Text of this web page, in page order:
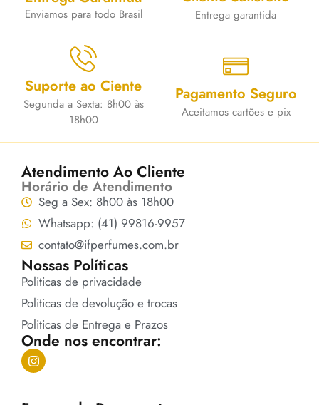
Enviamos para todo Brasil Entrega garantida
Suporte ao Ciente
Segunda a Sexta: 8h00 às
18h00
Pagamento Seguro
Aceitamos cartões e pix
Atendimento Ao Cliente
Horário de Atendimento
Seg a Sex: 8h00 às 18h00
Whatsapp: (41) 99816-9957
contato@ifperfumes.com.br
Nossas Políticas
Politicas de privacidade
Politicas de devolução e trocas
Politicas de Entrega e Prazos
Onde nos encontrar: